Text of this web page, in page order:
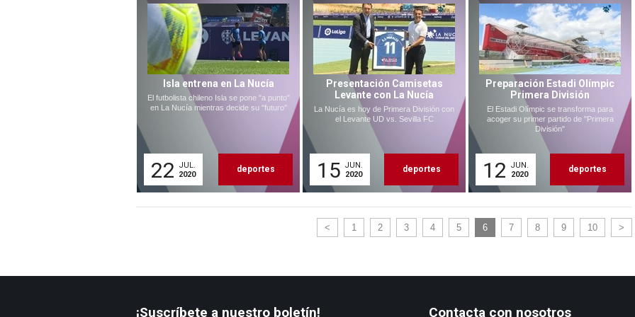
Isla entrena en La Nucía
El futbolista chileno Isla se pone "a punto"
en La Nucía mientras decide su "futuro"
22
JUL.
2020
deportes
Presentación Camisetas
Levante con La Nucía
La Nucía es hoy de Primera División con
el Levante UD vs. Sevilla FC
15 JUN.
2020
deportes
Preparación Estadi Olímpic
Primera División
El Estadi Olímpic se transforma para
acoger su primer partido de "Primera
División"
12
JUN.
2020
deportes
< 1 2 3 4 5 6 7 8 9 10 >
¡Suscríbete a nuestro boletín! Contacta con nosotros